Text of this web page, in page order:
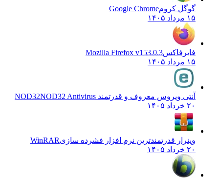
گوگل کرومGoogle Chrome
۱۵ مرداد ۱۴۰۵
فایرفاکسMozilla Firefox v153.0.3
۱۵ مرداد ۱۴۰۵
آنتی ویروس معروف و قدرتمند NOD32 NOD32 Antivirus
۲۰ خرداد ۱۴۰۵
وینرار قدرتمندترین نرم افزار فشرده سازیWinRAR
۲۰ خرداد ۱۴۰۵